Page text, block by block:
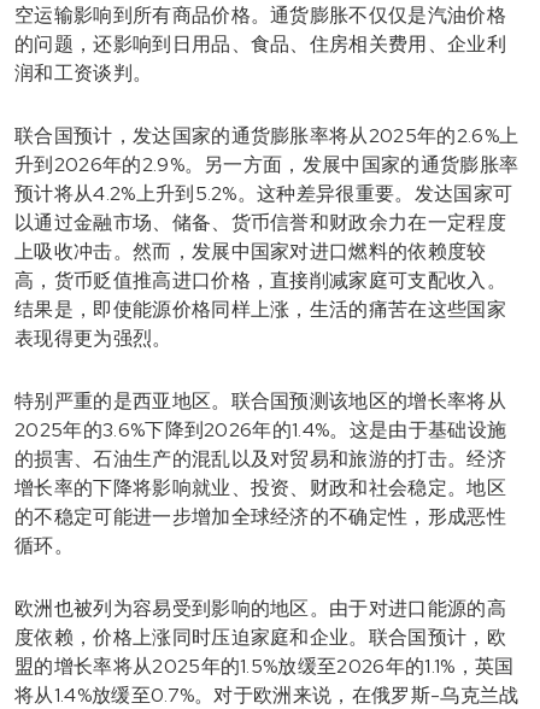
空运输影响到所有商品价格。通货膨胀不仅仅是汽油价格
的问题，还影响到日用品、食品、住房相关费用、企业利
润和工资谈判。
联合国预计，发达国家的通货膨胀率将从2025年的2.6%上
升到2026年的2.9%。另一方面，发展中国家的通货膨胀率
预计将从4.2%上升到5.2%。这种差异很重要。发达国家可
以通过金融市场、储备、货币信誉和财政余力在一定程度
上吸收冲击。然而，发展中国家对进口燃料的依赖度较
高，货币贬值推高进口价格，直接削减家庭可支配收入。
结果是，即使能源价格同样上涨，生活的痛苦在这些国家
表现得更为强烈。
特别严重的是西亚地区。联合国预测该地区的增长率将从
2025年的3.6%下降到2026年的1.4%。这是由于基础设施
的损害、石油生产的混乱以及对贸易和旅游的打击。经济
增长率的下降将影响就业、投资、财政和社会稳定。地区
的不稳定可能进一步增加全球经济的不确定性，形成恶性
循环。
欧洲也被列为容易受到影响的地区。由于对进口能源的高
度依赖，价格上涨同时压迫家庭和企业。联合国预计，欧
盟的增长率将从2025年的1.5%放缓至2026年的1.1%，英国
将从1.4%放缓至0.7%。对于欧洲来说，在俄罗斯-乌克兰战